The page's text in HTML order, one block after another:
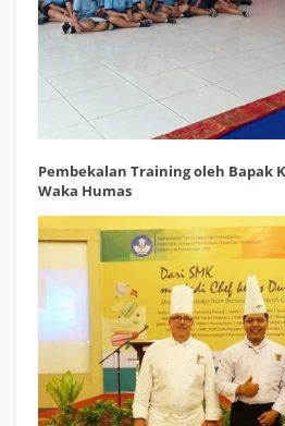
Pembekalan Training oleh Bapak
Waka Humas